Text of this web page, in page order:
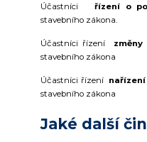
Účastníci řízení o
stavebního zákona.
Účastníci řízení
stavebního zákona
Účastníci řízení
stavebního zákona
Jaké další